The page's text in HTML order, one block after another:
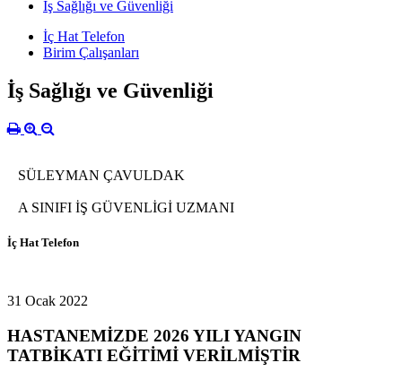
İş Sağlığı ve Güvenliği
İç Hat Telefon
Birim Çalışanları
İş Sağlığı ve Güvenliği
SÜLEYMAN ÇAVULDAK
A SINIFI İŞ GÜVENLİGİ UZMANI
İç Hat Telefon
31 Ocak 2022
HASTANEMİZDE 2026 YILI YANGIN
TATBİKATI EĞİTİMİ VERİLMİŞTİR